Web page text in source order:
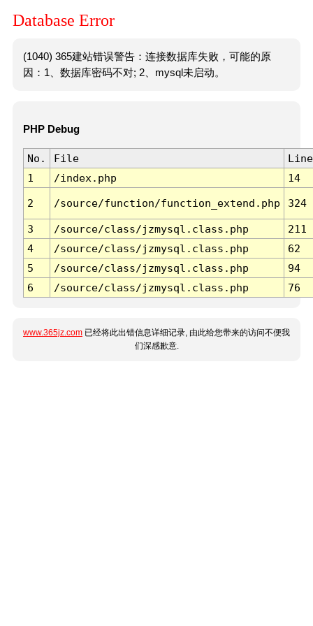
Database Error
(1040) 365建站错误警告：连接数据库失败，可能的原
因：1、数据库密码不对; 2、mysql未启动。
PHP Debug
No. File
Line
1
/index.php 14
2 /source/function/function_extend.php 324
3 /source/class/jzmysql.class.php
211
4
/source/class/jzmysql.class.php
62
5
/source/class/jzmysql.class.php
94
6
/source/class/jzmysql.class.php 76
www.365jz.com 已经将此出错信息详细记录, 由此给您带来的访问不便我
们深感歉意.